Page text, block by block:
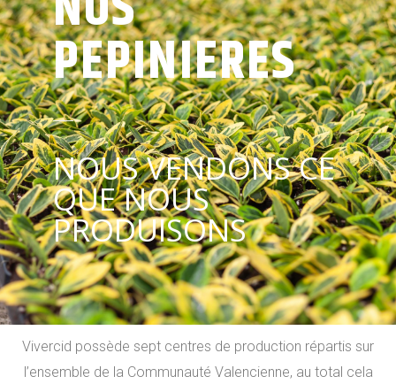
PEPINIERES
NOUS VENDONS CE
QUE NOUS
PRODUISONS
Vivercid possède sept centres de production répartis sur
l’ensemble de la Communauté Valencienne, au total cela